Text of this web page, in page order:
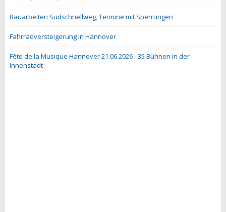
Bauarbeiten Südschnellweg, Termine mit Sperrungen
Fahrradversteigerung in Hannover
Fête de la Musique Hannover 21.06.2026 - 35 Bühnen in der
Innenstadt